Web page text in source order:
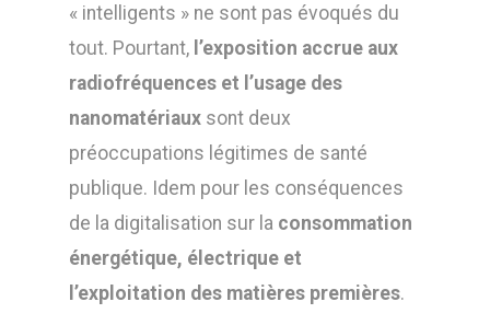
« intelligents » ne sont pas évoqués du
tout. Pourtant, l’exposition accrue aux
radiofréquences et l’usage des
nanomatériaux sont deux
préoccupations légitimes de santé
publique. Idem pour les conséquences
de la digitalisation sur la consommation
énergétique, électrique et
l’exploitation des matières premières.